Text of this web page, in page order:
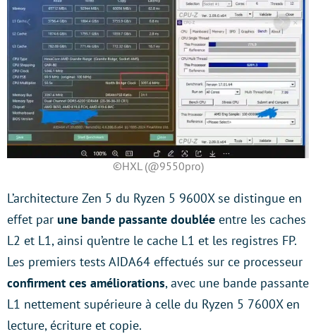
©HXL (@9550pro)
L’architecture Zen 5 du Ryzen 5 9600X se distingue en
effet par une bande passante doublée entre les caches
L2 et L1, ainsi qu’entre le cache L1 et les registres FP.
Les premiers tests AIDA64 effectués sur ce processeur
confirment ces améliorations, avec une bande passante
L1 nettement supérieure à celle du Ryzen 5 7600X en
lecture, écriture et copie.